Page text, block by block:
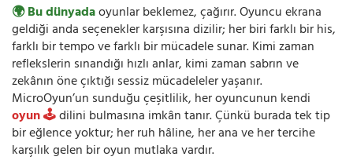
🌍 Bu dünyadaoyunlar beklemez, çağırır. Oyuncu ekrana
geldiği anda seçenekler karşısına dizilir; her biri farklı bir his,
farklı bir tempo ve farklı bir mücadele sunar. Kimi zaman
reflekslerin sınandığı hızlı anlar, kimi zaman sabrın ve
zekânın öne çıktığı sessiz mücadeleler yaşanır.
MicroOyun’un sunduğu çeşitlilik, her oyuncunun kendi
oyun 🕹️dilini bulmasına imkân tanır. Çünkü burada tek tip
bir eğlence yoktur; her ruh hâline, her ana ve her tercihe
karşılık gelen bir oyun mutlaka vardır.